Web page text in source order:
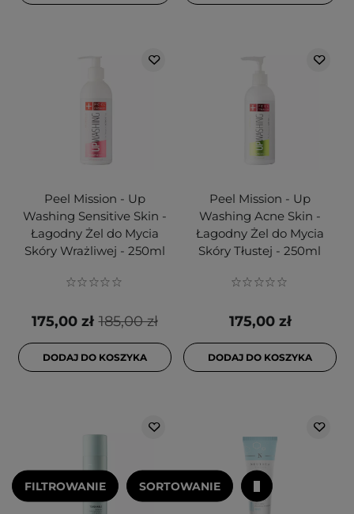
Peel Mission - Up
Washing Sensitive Skin -
Łagodny Żel do Mycia
Skóry Wrażliwej - 250ml
185,00 zł
175,00 zł
DODAJ DO KOSZYKA
Peel Mission - Up
Washing Acne Skin -
Łagodny Żel do Mycia
Skóry Tłustej - 250ml
175,00 zł
DODAJ DO KOSZYKA
FILTROWANIE SORTOWANIE